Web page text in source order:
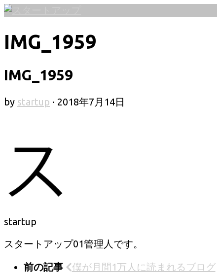
コ
テ
ン
へ
キ
IMG_1959
IMG_1959
by startup · 2018年7月14日
startup
スタートアップ01管理人です。
前の記事
僕が月間1万人に読まれるブログ